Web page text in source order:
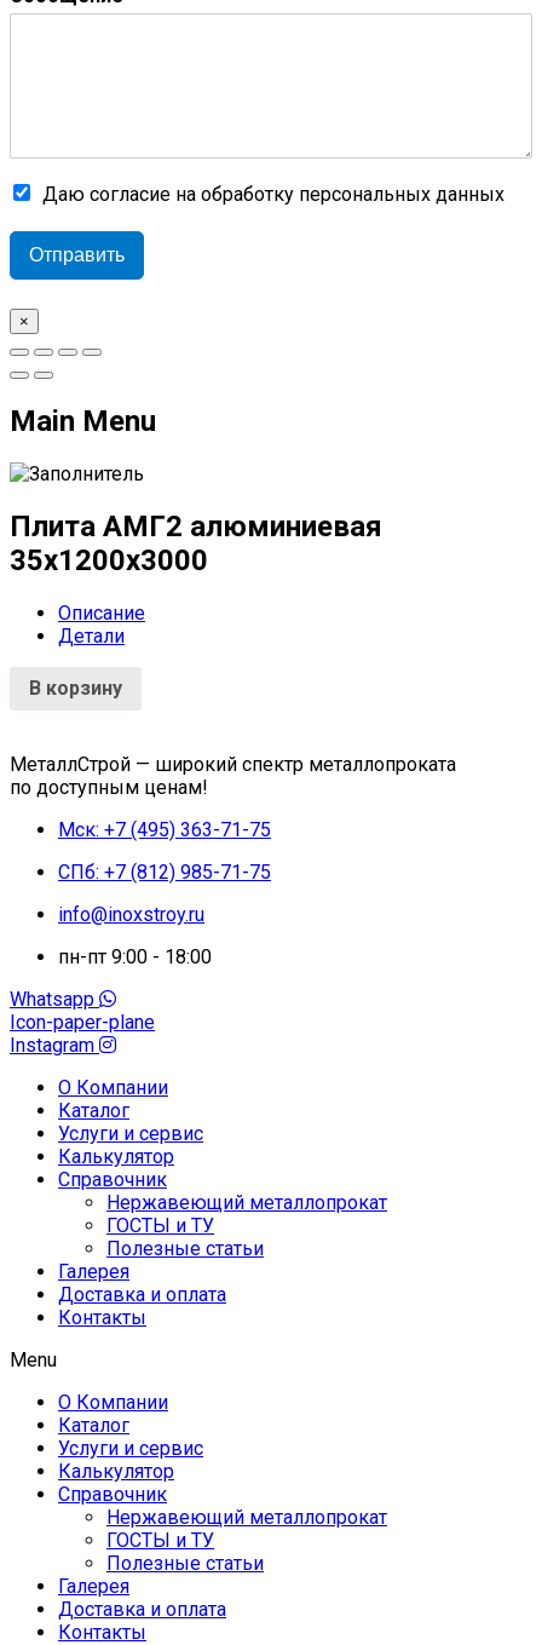
Даю согласие на обработку персональных данных
Отправить
×
Main Menu
Плита АМГ2 алюминиевая
35x1200x3000
Описание
Детали
В корзину
МеталлСтрой — широкий спектр металлопроката
по доступным ценам!
Мск: +7 (495) 363-71-75
СПб: +7 (812) 985-71-75
info@inoxstroy.ru
пн-пт 9:00 - 18:00
Whatsapp
Icon-paper-plane
Instagram
О Компании
Каталог
Услуги и сервис
Калькулятор
Справочник
Нержавеющий металлопрокат
ГОСТЫ и ТУ
Полезные статьи
Галерея
Доставка и оплата
Контакты
Menu
О Компании
Каталог
Услуги и сервис
Калькулятор
Справочник
Нержавеющий металлопрокат
ГОСТЫ и ТУ
Полезные статьи
Галерея
Доставка и оплата
Контакты